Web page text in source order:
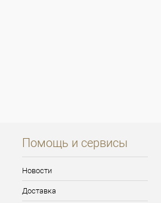
Помощь и сервисы
Новости
Доставка